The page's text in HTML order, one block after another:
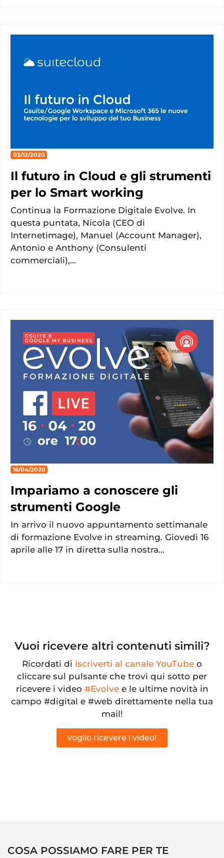
03/12/2020
Il futuro in Cloud e gli strumenti
per lo Smart working
Continua la Formazione Digitale Evolve. In
questa puntata, Nicola (CEO di
Internetimage), Manuel (Account Manager),
Antonio e Anthony (Consulenti
commerciali),...
16/04/2020
Impariamo a conoscere gli
strumenti Google
In arrivo il nuovo appuntamento settimanale
di formazione Evolve in streaming. Giovedì 16
aprile alle 17 in diretta sulla nostra...
Vuoi ricevere altri contenuti simili?
Ricordati di iscriverti al canale YouTube o
cliccare sul pulsante che trovi qui sotto per
ricevere i video #Evolvee le ultime novità in
campo #digital e #web direttamente nella tua
mail!
voglio ricevere i video!
COSA POSSIAMO FARE PER TE